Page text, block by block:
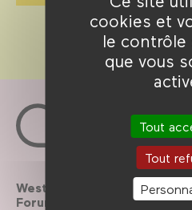
cookies et
le contrôle
que vous
Tout
Tout
Westfield
Forum des Halles